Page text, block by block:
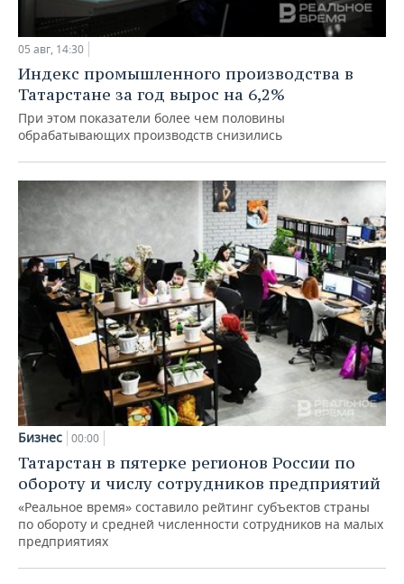
05 авг, 14:30
Индекс промышленного производства в
Татарстане за год вырос на 6,2%
При этом показатели более чем половины
обрабатывающих производств снизились
Бизнес 00:00
Татарстан в пятерке регионов России по
обороту и числу сотрудников предприятий
«Реальное время» составило рейтинг субъектов страны
по обороту и средней численности сотрудников на малых
предприятиях